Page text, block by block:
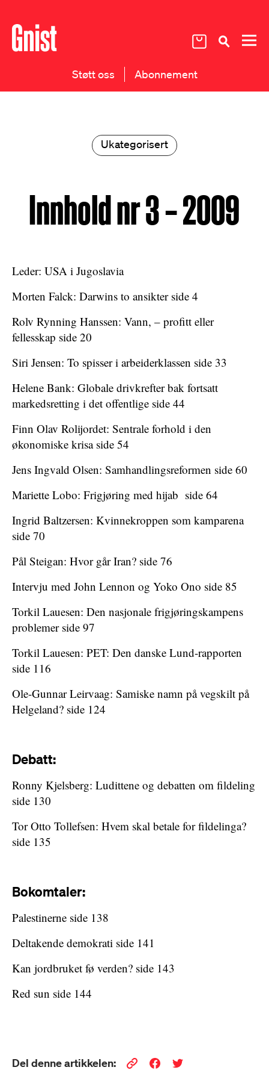
Støtt oss Abonnement
Ukategorisert
Innhold nr 3 – 2009
Leder: USA i Jugoslavia
Morten Falck: Darwins to ansikter side 4
Rolv Rynning Hanssen: Vann, – profitt eller
fellesskap side 20
Siri Jensen: To spisser i arbeiderklassen side 33
Helene Bank: Globale drivkrefter bak fortsatt
markedsretting i det offentlige side 44
Finn Olav Rolijordet: Sentrale forhold i den
økonomiske krisa side 54
Jens Ingvald Olsen: Samhandlingsreformen side 60
Mariette Lobo: Frigjøring med hijab side 64
Ingrid Baltzersen: Kvinnekroppen som kamparena
side 70
Pål Steigan: Hvor går Iran? side 76
Intervju med John Lennon og Yoko Ono side 85
Torkil Lauesen: Den nasjonale frigjøringskampens
problemer side 97
Torkil Lauesen: PET: Den danske Lund-rapporten
side 116
Ole-Gunnar Leirvaag: Samiske namn på vegskilt på
Helgeland? side 124
Debatt:
Ronny Kjelsberg: Ludittene og debatten om fildeling
side 130
Tor Otto Tollefsen: Hvem skal betale for fildelinga?
side 135
Bokomtaler:
Palestinerne side 138
Deltakende demokrati side 141
Kan jordbruket fø verden? side 143
Red sun side 144
Del denne artikkelen: